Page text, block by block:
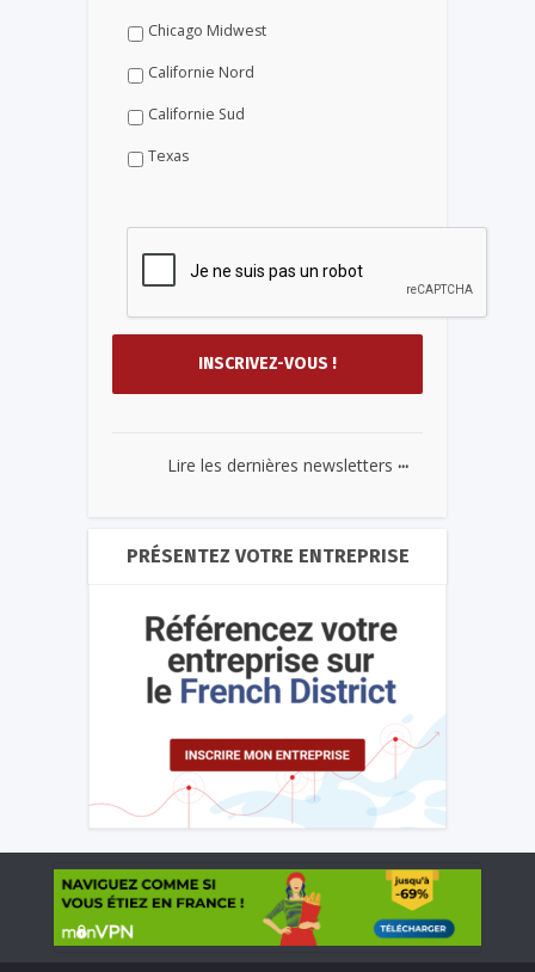
Chicago Midwest
Californie Nord
Californie Sud
Texas
Lire les dernières newsletters ...
PRÉSENTEZ VOTRE ENTREPRISE